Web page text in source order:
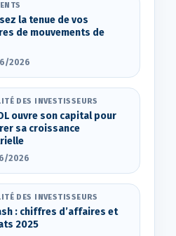
la tenue de vos
de mouvements de
2026
DES INVESTISSEURS
ouvre son capital pour
sa croissance
2026
DES INVESTISSEURS
: chiffres d’affaires et
2025